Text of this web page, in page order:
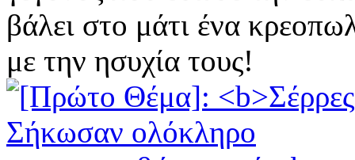
βάλει στο μάτι ένα
με την ησυχία τους!